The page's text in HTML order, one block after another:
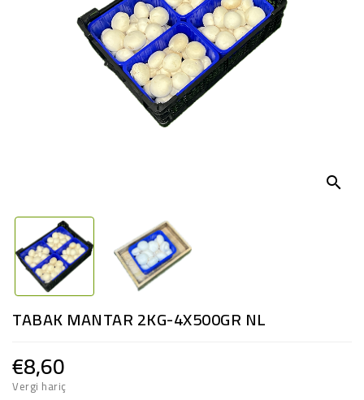
search
TABAK MANTAR 2KG-4X500GR NL
€8,60
Vergi hariç